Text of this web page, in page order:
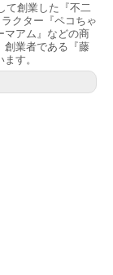
て創業した『不二
クター『ペコちゃ
マアム』などの商
創業者である『藤
す。